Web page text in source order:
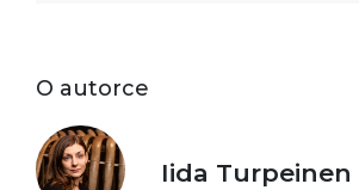
O autorce
Iida Turpeinen